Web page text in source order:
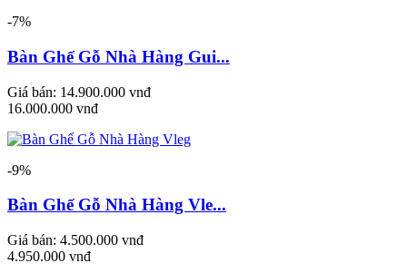
-7%
Bàn Ghế Gỗ Nhà Hàng Gui...
Giá bán: 14.900.000 vnđ
16.000.000 vnđ
-9%
Bàn Ghế Gỗ Nhà Hàng Vle...
Giá bán: 4.500.000 vnđ
4.950.000 vnđ